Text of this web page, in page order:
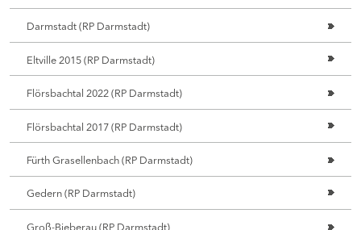
Darmstadt (RP Darmstadt)
Eltville 2015 (RP Darmstadt)
Flörsbachtal 2022 (RP Darmstadt)
Flörsbachtal 2017 (RP Darmstadt)
Fürth Grasellenbach (RP Darmstadt)
Gedern (RP Darmstadt)
Groß-Bieberau (RP Darmstadt)